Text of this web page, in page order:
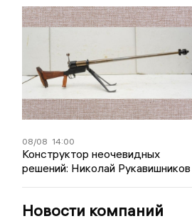
08/08 14:00
Конструктор неочевидных
решений: Николай Рукавишников
Новости компаний